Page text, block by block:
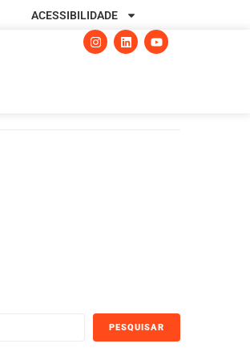
ACESSIBILIDADE
PESQUISAR